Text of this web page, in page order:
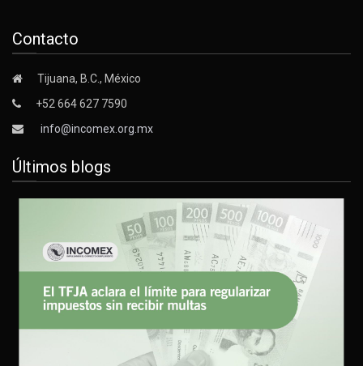
Contacto
Tijuana, B.C., México
+52 664 627 7590
info@incomex.org.mx
Últimos blogs